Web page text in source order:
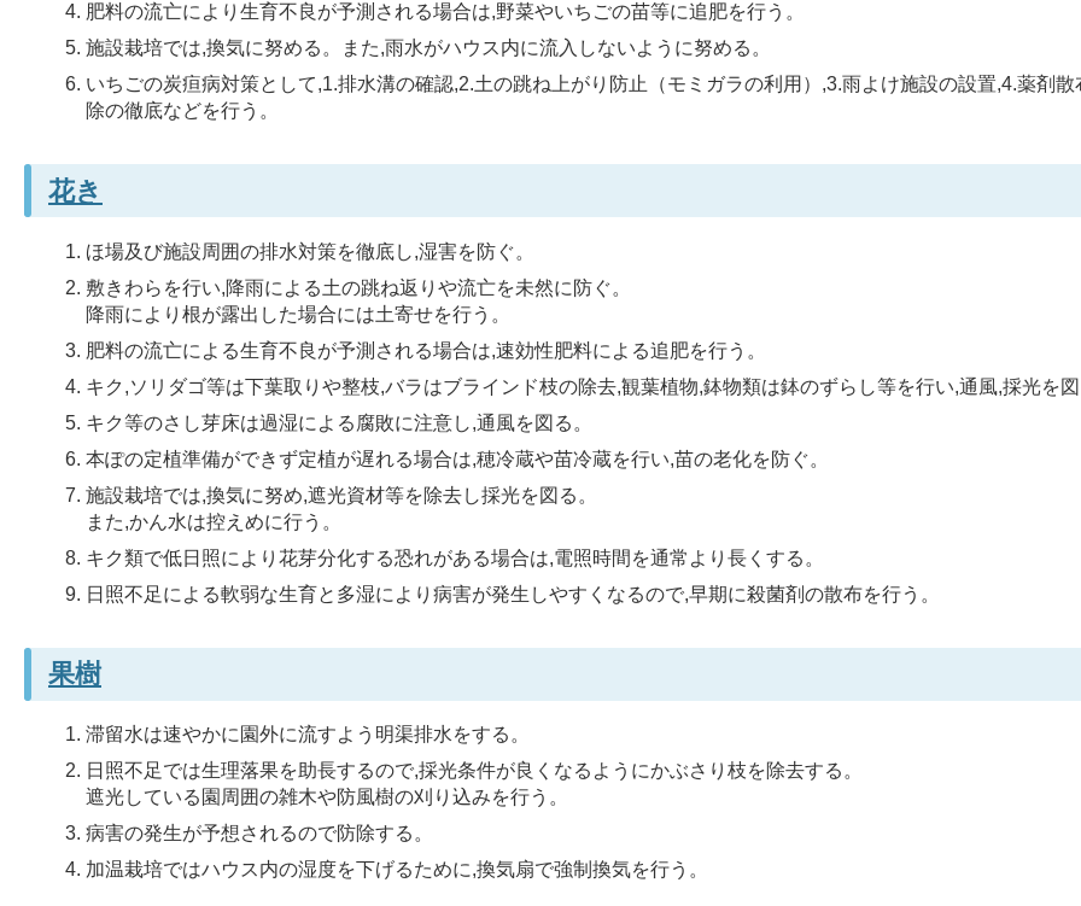
肥料の流亡により生育不良が予測される場合は,野菜やいちごの苗等に追肥を行う。
施設栽培では,換気に努める。また,雨水がハウス内に流入しないように努める。
いちごの炭疸病対策として,1.排水溝の確認,2.土の跳ね上がり防止（モミガラの利用）,3.雨よけ施設の設置,4.薬剤散
除の徹底などを行う。
花き
ほ場及び施設周囲の排水対策を徹底し,湿害を防ぐ。
敷きわらを行い,降雨による土の跳ね返りや流亡を未然に防ぐ。
降雨により根が露出した場合には土寄せを行う。
肥料の流亡による生育不良が予測される場合は,速効性肥料による追肥を行う。
キク,ソリダゴ等は下葉取りや整枝,バラはブラインド枝の除去,観葉植物,鉢物類は鉢のずらし等を行い,通風,採光を
キク等のさし芽床は過湿による腐敗に注意し,通風を図る。
本ぽの定植準備ができず定植が遅れる場合は,穂冷蔵や苗冷蔵を行い,苗の老化を防ぐ。
施設栽培では,換気に努め,遮光資材等を除去し採光を図る。
また,かん水は控えめに行う。
キク類で低日照により花芽分化する恐れがある場合は,電照時間を通常より長くする。
日照不足による軟弱な生育と多湿により病害が発生しやすくなるので,早期に殺菌剤の散布を行う。
果樹
滞留水は速やかに園外に流すよう明渠排水をする。
日照不足では生理落果を助長するので,採光条件が良くなるようにかぶさり枝を除去する。
遮光している園周囲の雑木や防風樹の刈り込みを行う。
病害の発生が予想されるので防除する。
加温栽培ではハウス内の湿度を下げるために,換気扇で強制換気を行う。